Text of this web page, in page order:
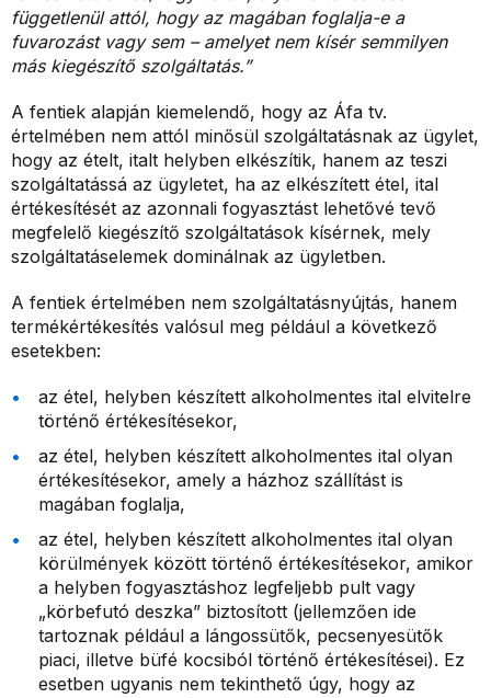
függetlenül attól, hogy az magában foglalja-e a
fuvarozást vagy sem – amelyet nem kísér semmilyen
más kiegészítő szolgáltatás.”
A fentiek alapján kiemelendő, hogy az Áfa tv.
értelmében nem attól minősül szolgáltatásnak az ügylet,
hogy az ételt, italt helyben elkészítik, hanem az teszi
szolgáltatássá az ügyletet, ha az elkészített étel, ital
értékesítését az azonnali fogyasztást lehetővé tevő
megfelelő kiegészítő szolgáltatások kísérnek, mely
szolgáltatáselemek dominálnak az ügyletben.
A fentiek értelmében nem szolgáltatásnyújtás, hanem
termékértékesítés valósul meg például a következő
esetekben:
az étel, helyben készített alkoholmentes ital elvitelre
történő értékesítésekor,
az étel, helyben készített alkoholmentes ital olyan
értékesítésekor, amely a házhoz szállítást is
magában foglalja,
az étel, helyben készített alkoholmentes ital olyan
körülmények között történő értékesítésekor, amikor
a helyben fogyasztáshoz legfeljebb pult vagy
„körbefutó deszka” biztosított (jellemzően ide
tartoznak például a lángossütők, pecsenyesütők
piaci, illetve büfé kocsiból történő értékesítései). Ez
esetben ugyanis nem tekinthető úgy, hogy az